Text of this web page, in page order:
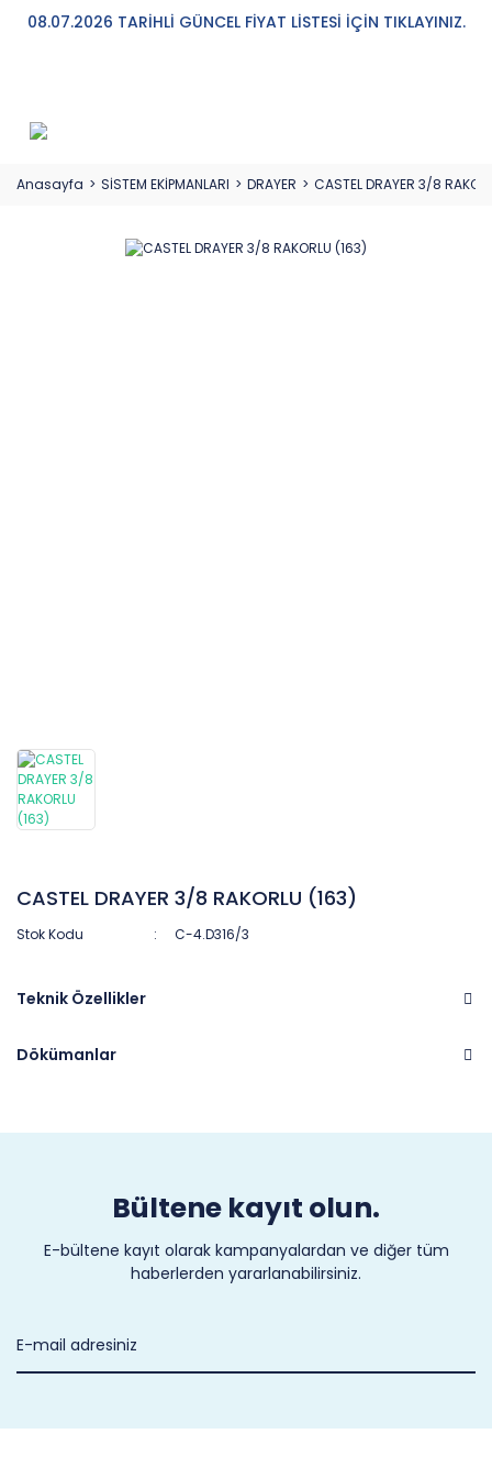
08.07.2026 TARİHLİ GÜNCEL FİYAT LİSTESİ İÇİN TIKLAYINIZ.
Anasayfa SİSTEM EKİPMANLARI DRAYER CASTEL DRAYER 3/8
CASTEL DRAYER 3/8 RAKORLU (163)
Stok Kodu C-4.D316/3
Teknik Özellikler
Dökümanlar
Bültene kayıt olun.
E-bültene kayıt olarak kampanyalardan ve diğer tüm
haberlerden yararlanabilirsiniz.